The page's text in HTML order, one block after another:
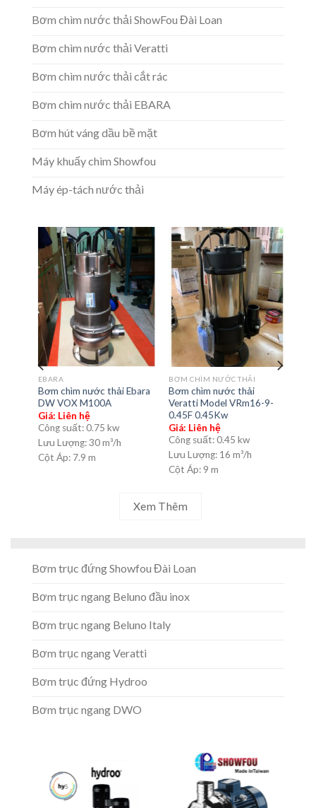
Bơm chìm nước thải ShowFou Đài Loan
Bơm chìm nước thải Veratti
Bơm chìm nước thải cắt rác
Bơm chìm nước thải EBARA
Bơm hút váng dầu bề mặt
Máy khuấy chìm Showfou
Máy ép-tách nước thải
EBARA
Bơm chìm nước thải Ebara
DW VOX M100A
Giá: Liên hệ
Công suất:0.75 kw
Lưu Lượng:30 m³/h
Cột Áp: 7.9 m
BƠM CHÌM NƯỚC THẢI
Bơm chìm nước thải
Veratti Model VRm16-9-
0.45F 0.45Kw
Giá: Liên hệ
Công suất:0.45 kw
Lưu Lượng: 16 m³/h
Cột Áp:9 m
Xem Thêm
Bơm trục đứng Showfou Đài Loan
Bơm trục ngang Beluno đầu inox
Bơm trục ngang Beluno Italy
Bơm trục ngang Veratti
Bơm trục đứng Hydroo
Bơm trục ngang DWO